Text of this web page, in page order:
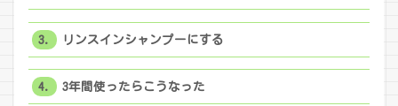
リンスインシャンプーにする
3年間使ったらこうなった